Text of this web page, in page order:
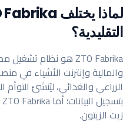
التقليدية؟
زيت الزيتون.